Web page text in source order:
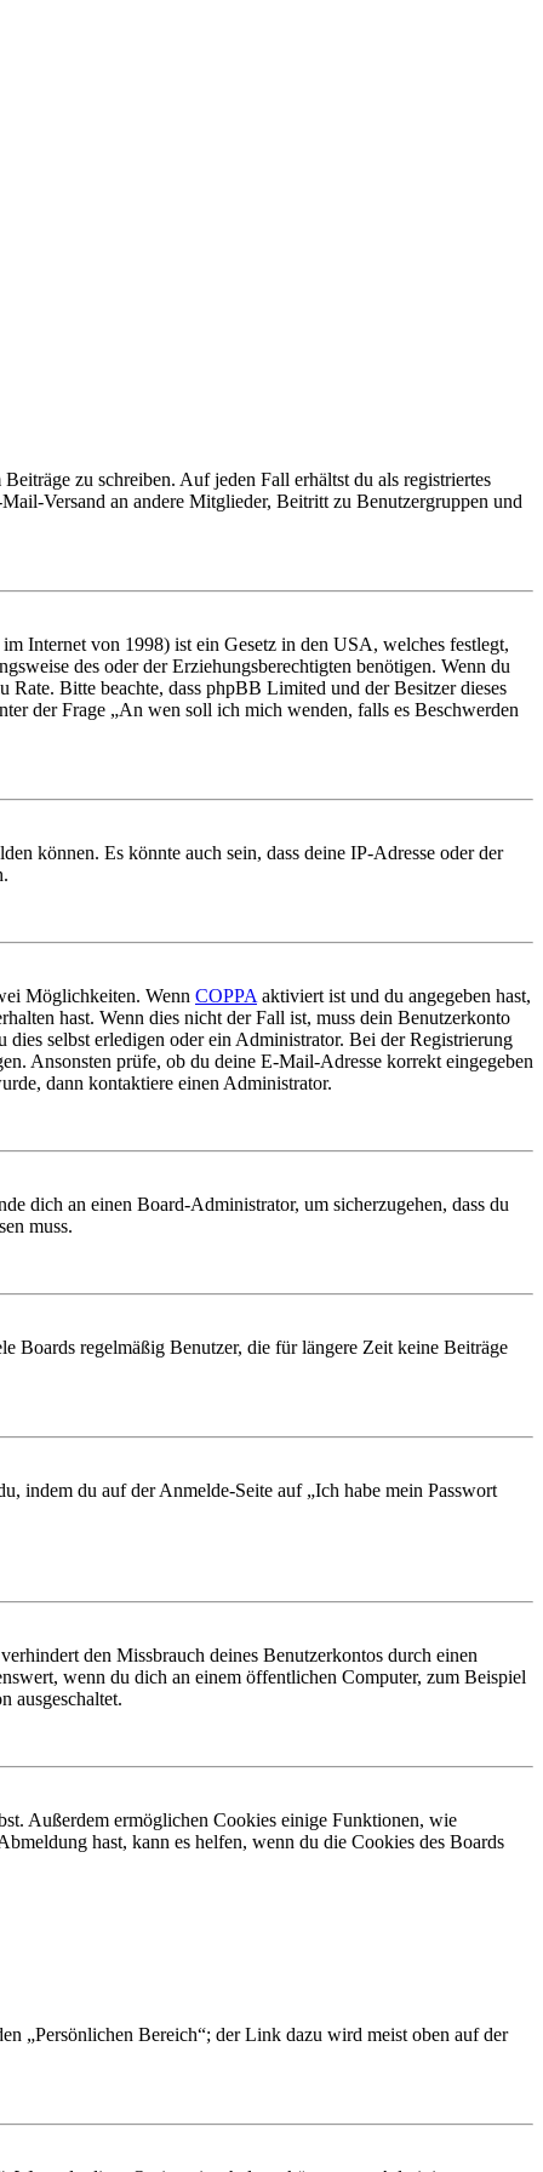
zu schreiben. Auf jeden Fall erhältst du als registriertes
Versand an andere Mitglieder, Beitritt zu Benutzergruppen und
Internet von 1998) ist ein Gesetz in den USA, welches festlegt,
des oder der Erziehungsberechtigten benötigen. Wenn du
Bitte beachte, dass phpBB Limited und der Besitzer dieses
der Frage „An wen soll ich mich wenden, falls es Beschwerden
können. Es könnte auch sein, dass deine IP-Adresse oder der
Möglichkeiten. Wenn COPPA aktiviert ist und du angegeben hast,
hast. Wenn dies nicht der Fall ist, muss dein Benutzerkonto
selbst erledigen oder ein Administrator. Bei der Registrierung
Ansonsten prüfe, ob du deine E-Mail-Adresse korrekt eingegeben
dann kontaktiere einen Administrator.
dich an einen Board-Administrator, um sicherzugehen, dass du
muss.
Boards regelmäßig Benutzer, die für längere Zeit keine Beiträge
indem du auf der Anmelde-Seite auf „Ich habe mein Passwort
den Missbrauch deines Benutzerkontos durch einen
wenn du dich an einem öffentlichen Computer, zum Beispiel
ausgeschaltet.
Außerdem ermöglichen Cookies einige Funktionen, wie
hast, kann es helfen, wenn du die Cookies des Boards
„Persönlichen Bereich“; der Link dazu wird meist oben auf der